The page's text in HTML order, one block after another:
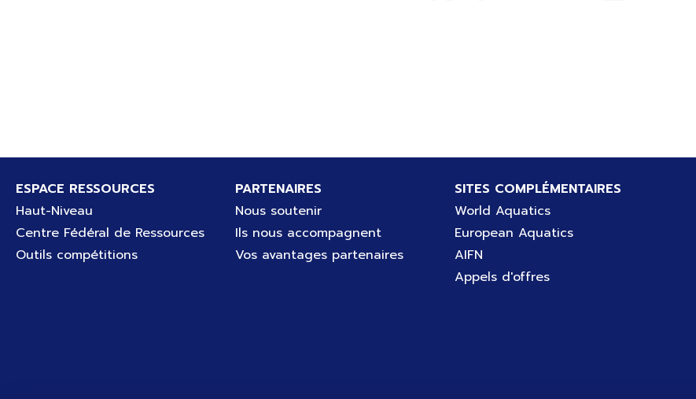
Pied de page
ESPACE RESSOURCES
Haut-Niveau
Centre Fédéral de Ressources
Outils compétitions
PARTENAIRES
Nous soutenir
Ils nous accompagnent
Vos avantages partenaires
SITES COMPLÉMENTAIRES
World Aquatics
European Aquatics
AIFN
Appels d'offres